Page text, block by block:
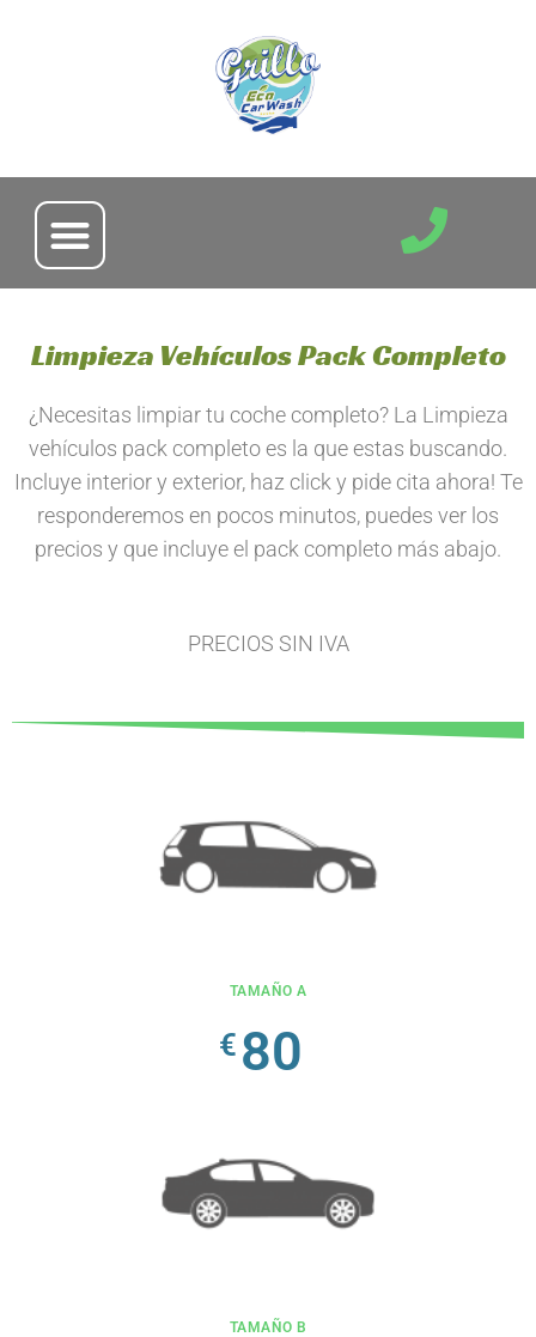
P
h
n
e
Limpieza Vehículos Pack Completo
¿Necesitas limpiar tu coche completo? La Limpieza
vehículos pack completo es la que estas buscando.
Incluye interior y exterior, haz click y pide cita ahora! Te
responderemos en pocos minutos, puedes ver los
precios y que incluye el pack completo más abajo.
PRECIOS SIN IVA
TAMAÑO A
€ 80
TAMAÑO B